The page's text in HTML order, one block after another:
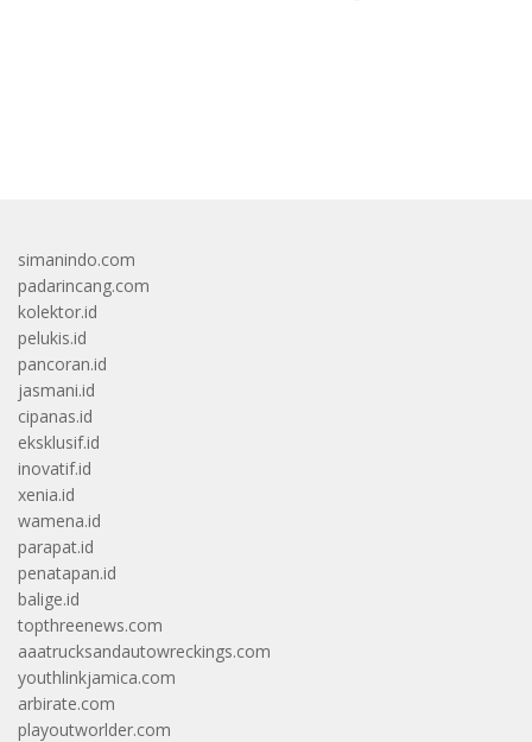
simanindo.com
padarincang.com
kolektor.id
pelukis.id
pancoran.id
jasmani.id
cipanas.id
eksklusif.id
inovatif.id
xenia.id
wamena.id
parapat.id
penatapan.id
balige.id
topthreenews.com
aaatrucksandautowreckings.com
youthlinkjamica.com
arbirate.com
playoutworlder.com